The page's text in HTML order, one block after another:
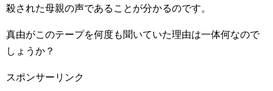
殺された母親の声であることが分かるのです。
真由がこのテープを何度も聞いていた理由は一体何なので
しょうか？
スポンサーリンク